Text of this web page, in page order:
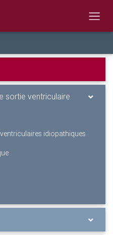
sortie ventriculaire
idiopathiques